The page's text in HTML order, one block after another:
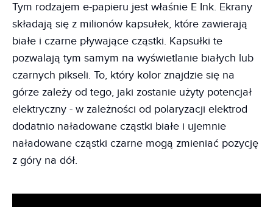
Tym rodzajem e-papieru jest właśnie E Ink. Ekrany
składają się z milionów kapsułek, które zawierają
białe i czarne pływające cząstki. Kapsułki te
pozwalają tym samym na wyświetlanie białych lub
czarnych pikseli. To, który kolor znajdzie się na
górze zależy od tego, jaki zostanie użyty potencjał
elektryczny - w zależności od polaryzacji elektrod
dodatnio naładowane cząstki białe i ujemnie
naładowane cząstki czarne mogą zmieniać pozycję
z góry na dół.